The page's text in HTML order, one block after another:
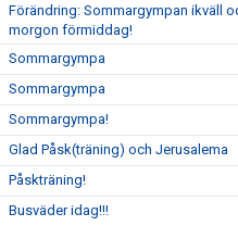
Förändring: Sommargympan ikväll
morgon förmiddag!
Sommargympa
Sommargympa
Sommargympa!
Glad Påsk(träning) och Jerusalema
Påskträning!
Busväder idag!!!